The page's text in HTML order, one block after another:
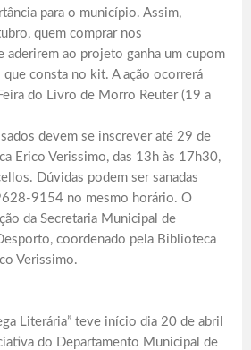
para o município. Assim,
quem comprar nos
aderirem ao projeto ganha um cupom
consta no kit. A ação ocorrerá
do Livro de Morro Reuter (19 a
devem se inscrever até 29 de
Erico Verissimo, das 13h às 17h30,
Dúvidas podem ser sanadas
9154 no mesmo horário. O
da Secretaria Municipal de
coordenado pela Biblioteca
Verissimo.
Literária” teve início dia 20 de abril
do Departamento Municipal de